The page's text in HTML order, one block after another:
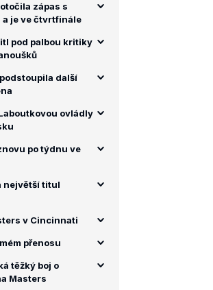
zápas s
a je ve čtvrtfinále
pod palbou kritiky
další
ovládly
po týdnu ve
největší titul
v Cincinnati
přenosu
těžký boj o
Masters